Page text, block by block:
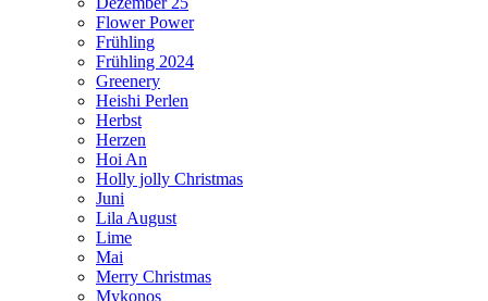
Flower Power
Frühling
Frühling 2024
Greenery
Heishi Perlen
Herbst
Herzen
Hoi An
Holly jolly Christmas
Juni
Lila August
Lime
Mai
Merry Christmas
Mykonos